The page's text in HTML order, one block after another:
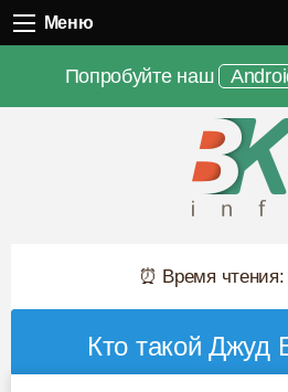
Меню
Попробуйте наш
⏰ Время
Кто такой Джуд